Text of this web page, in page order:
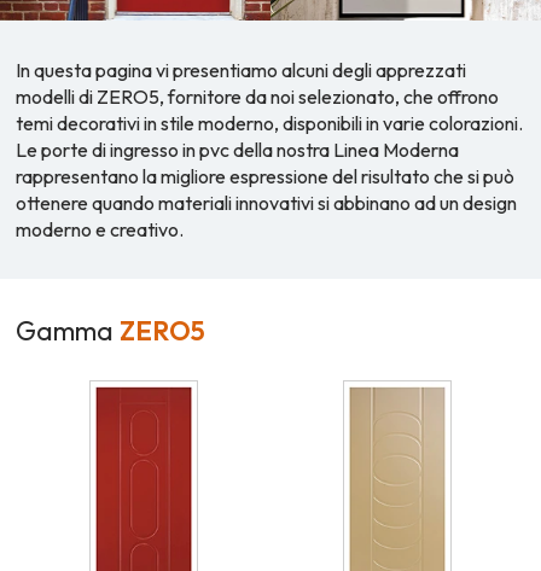
In questa pagina vi presentiamo alcuni degli apprezzati
modelli di ZERO5, fornitore da noi selezionato, che offrono
temi decorativi in stile moderno, disponibili in varie colorazioni.
Le porte di ingresso in pvc della nostra Linea Moderna
rappresentano la migliore espressione del risultato che si può
ottenere quando materiali innovativi si abbinano ad un design
moderno e creativo.
Gamma ZERO5